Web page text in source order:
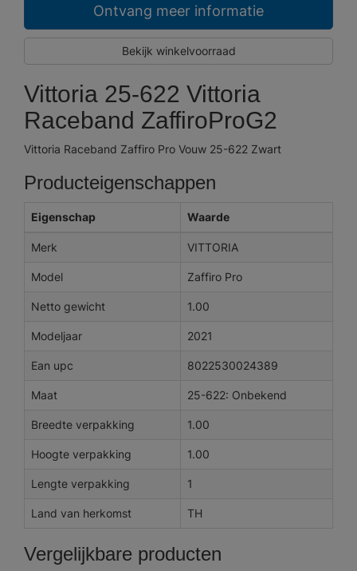
Ontvang meer informatie
Bekijk winkelvoorraad
Vittoria 25-622 Vittoria
Raceband ZaffiroProG2
Vittoria Raceband Zaffiro Pro Vouw 25-622 Zwart
Producteigenschappen
Eigenschap Waarde
Merk VITTORIA
Model Zaffiro Pro
Netto gewicht 1.00
Modeljaar 2021
Ean upc 8022530024389
Maat 25-622: Onbekend
Breedte verpakking 1.00
Hoogte verpakking 1.00
Lengte verpakking 1
Land van herkomst TH
Vergelijkbare producten